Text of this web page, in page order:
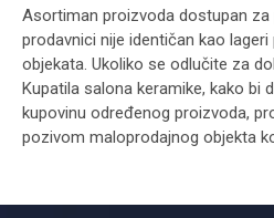
Asortiman proizvoda dostupan
prodavnici nije identičan kao
objekata. Ukoliko se odlučite za
Kupatila salona keramike, kako bi
kupovinu određenog proizvoda,
pozivom maloprodajnog objekta